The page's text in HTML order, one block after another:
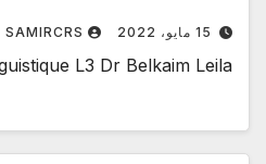
15 مايو، 2022 SAMIRCRS
L3 Dr Belkaim Leila